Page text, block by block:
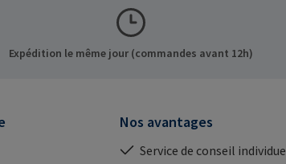
RAMPA.Informations sur le
fabricant: RAMPA GmbH &
Co. KG Auf der Heide 8 21514
Expédition le même jour (commandes avant 12h)
Nos avantages
Service de conseil